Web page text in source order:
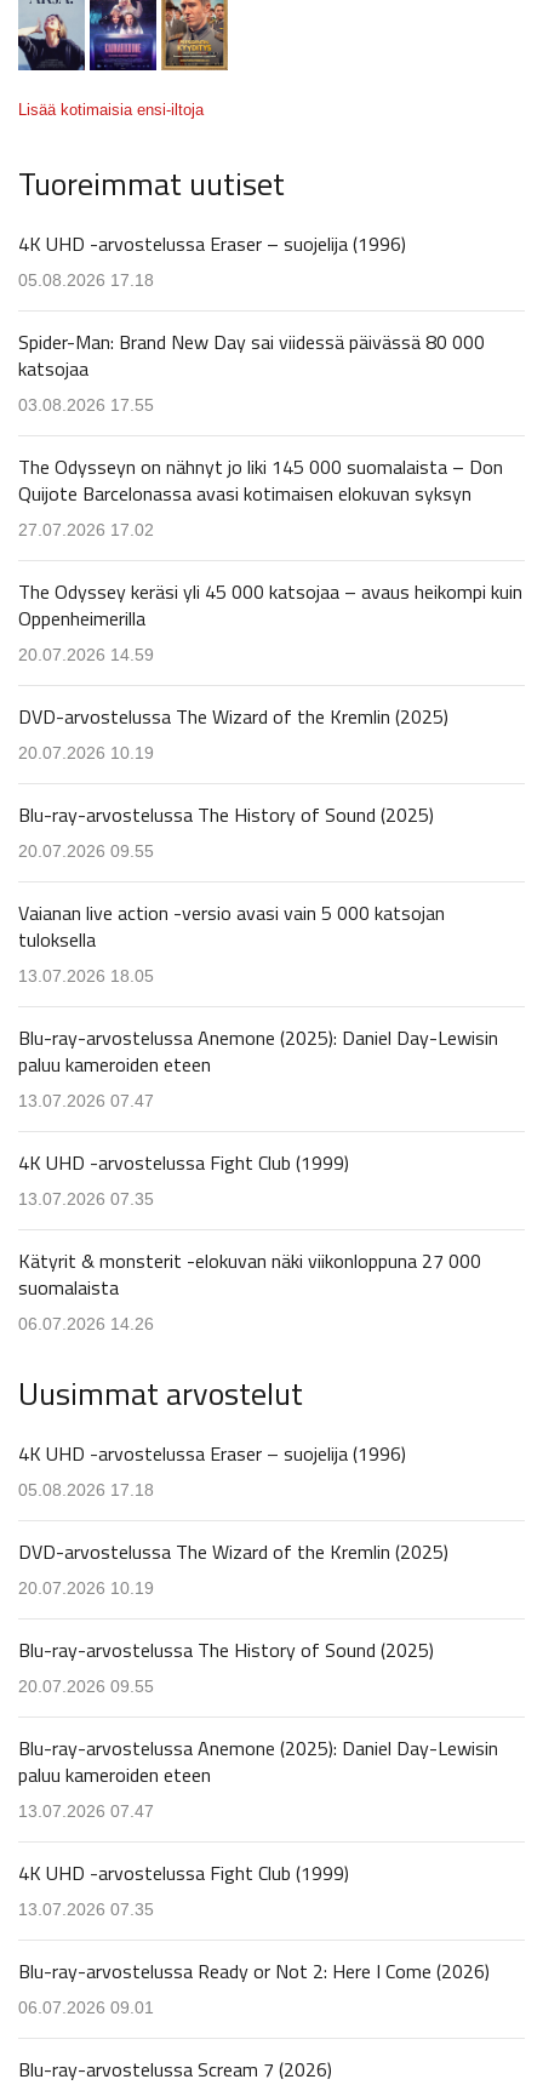
Lisää kotimaisia ensi-iltoja
Tuoreimmat uutiset
4K UHD -arvostelussa Eraser – suojelija (1996)
05.08.2026 17.18
Spider-Man: Brand New Day sai viidessä päivässä 80 000
katsojaa
03.08.2026 17.55
The Odysseyn on nähnyt jo liki 145 000 suomalaista – Don
Quijote Barcelonassa avasi kotimaisen elokuvan syksyn
27.07.2026 17.02
The Odyssey keräsi yli 45 000 katsojaa – avaus heikompi kuin
Oppenheimerilla
20.07.2026 14.59
DVD-arvostelussa The Wizard of the Kremlin (2025)
20.07.2026 10.19
Blu-ray-arvostelussa The History of Sound (2025)
20.07.2026 09.55
Vaianan live action -versio avasi vain 5 000 katsojan
tuloksella
13.07.2026 18.05
Blu-ray-arvostelussa Anemone (2025): Daniel Day-Lewisin
paluu kameroiden eteen
13.07.2026 07.47
4K UHD -arvostelussa Fight Club (1999)
13.07.2026 07.35
Kätyrit & monsterit -elokuvan näki viikonloppuna 27 000
suomalaista
06.07.2026 14.26
Uusimmat arvostelut
4K UHD -arvostelussa Eraser – suojelija (1996)
05.08.2026 17.18
DVD-arvostelussa The Wizard of the Kremlin (2025)
20.07.2026 10.19
Blu-ray-arvostelussa The History of Sound (2025)
20.07.2026 09.55
Blu-ray-arvostelussa Anemone (2025): Daniel Day-Lewisin
paluu kameroiden eteen
13.07.2026 07.47
4K UHD -arvostelussa Fight Club (1999)
13.07.2026 07.35
Blu-ray-arvostelussa Ready or Not 2: Here I Come (2026)
06.07.2026 09.01
Blu-ray-arvostelussa Scream 7 (2026)